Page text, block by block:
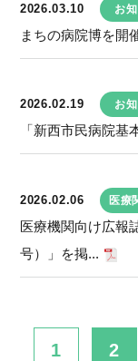
2026.03.10 お
まちの病院博を開
2026.02.19 お
「新西市民病院基
2026.02.06 医療
医療機関向け広報
号）」を掲...
1 2